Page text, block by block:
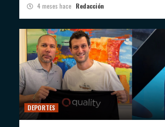
4 meses hace Redacción
DEPORTES